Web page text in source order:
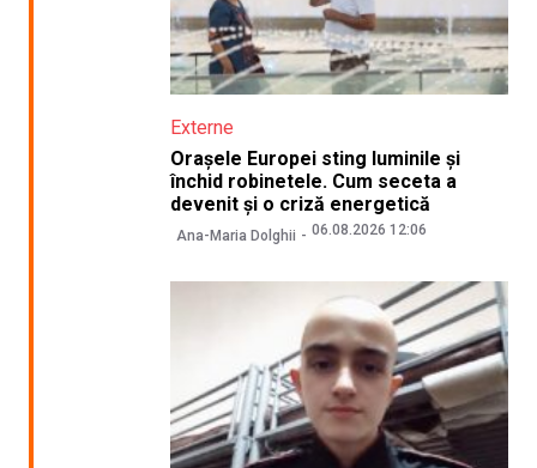
Externe
Orașele Europei sting luminile și
închid robinetele. Cum seceta a
devenit și o criză energetică
Ana-Maria Dolghii 06.08.2026 12:06